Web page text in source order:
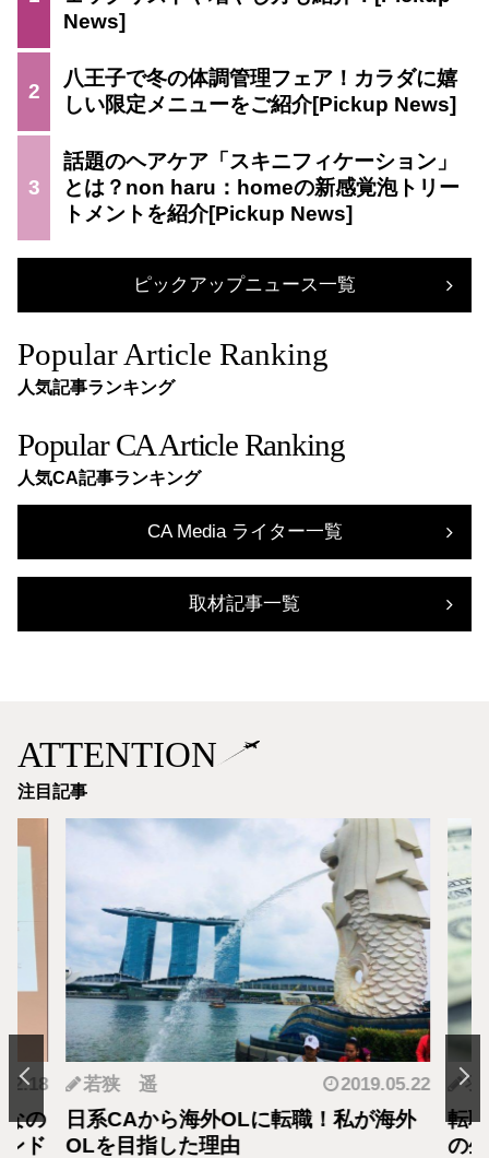
2
八王子で冬の体調管理フェア！カラダに嬉
しい限定メニューをご紹介
3
話題のヘアケア「スキニフィケーション」
とは？non haru：homeの新感覚泡トリー
トメントを紹介
ピックアップニュース一覧
Popular Article Ranking
人気記事ランキング
Popular CA Article Ranking
人気CA記事ランキング
CA Media ライター一覧
取材記事一覧
ATTENTION
注目記事
の
ド
若狭 遥 2019.05.22
日系CAから海外OLに転職！私が海外
OLを目指した理由
羽
転
の